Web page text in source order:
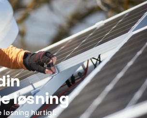
kr.
løsning
løsning hurtigt.